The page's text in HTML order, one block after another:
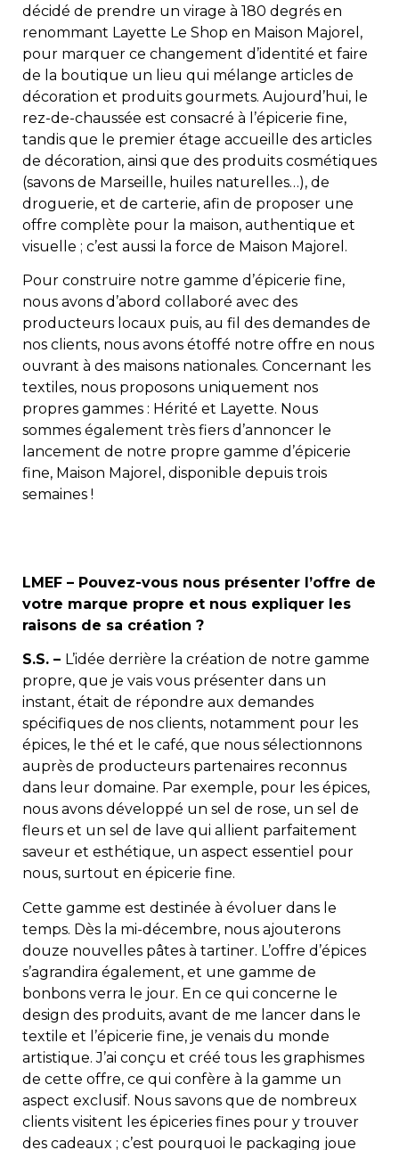
décidé de prendre un virage à 180 degrés en
renommant Layette Le Shop en Maison Majorel,
pour marquer ce changement d’identité et faire
de la boutique un lieu qui mélange articles de
décoration et produits gourmets. Aujourd’hui, le
rez-de-chaussée est consacré à l’épicerie fine,
tandis que le premier étage accueille des articles
de décoration, ainsi que des produits cosmétiques
(savons de Marseille, huiles naturelles…), de
droguerie, et de carterie, afin de proposer une
offre complète pour la maison, authentique et
visuelle ; c’est aussi la force de Maison Majorel.
Pour construire notre gamme d’épicerie fine,
nous avons d’abord collaboré avec des
producteurs locaux puis, au fil des demandes de
nos clients, nous avons étoffé notre offre en nous
ouvrant à des maisons nationales. Concernant les
textiles, nous proposons uniquement nos
propres gammes : Hérité et Layette. Nous
sommes également très fiers d’annoncer le
lancement de notre propre gamme d’épicerie
fine, Maison Majorel, disponible depuis trois
semaines !
LMEF – Pouvez-vous nous présenter l’offre de
votre marque propre et nous expliquer les
raisons de sa création ?
S.S. – L’idée derrière la création de notre gamme
propre, que je vais vous présenter dans un
instant, était de répondre aux demandes
spécifiques de nos clients, notamment pour les
épices, le thé et le café, que nous sélectionnons
auprès de producteurs partenaires reconnus
dans leur domaine. Par exemple, pour les épices,
nous avons développé un sel de rose, un sel de
fleurs et un sel de lave qui allient parfaitement
saveur et esthétique, un aspect essentiel pour
nous, surtout en épicerie fine.
Cette gamme est destinée à évoluer dans le
temps. Dès la mi-décembre, nous ajouterons
douze nouvelles pâtes à tartiner. L’offre d’épices
s’agrandira également, et une gamme de
bonbons verra le jour. En ce qui concerne le
design des produits, avant de me lancer dans le
textile et l’épicerie fine, je venais du monde
artistique. J’ai conçu et créé tous les graphismes
de cette offre, ce qui confère à la gamme un
aspect exclusif. Nous savons que de nombreux
clients visitent les épiceries fines pour y trouver
des cadeaux ; c’est pourquoi le packaging joue